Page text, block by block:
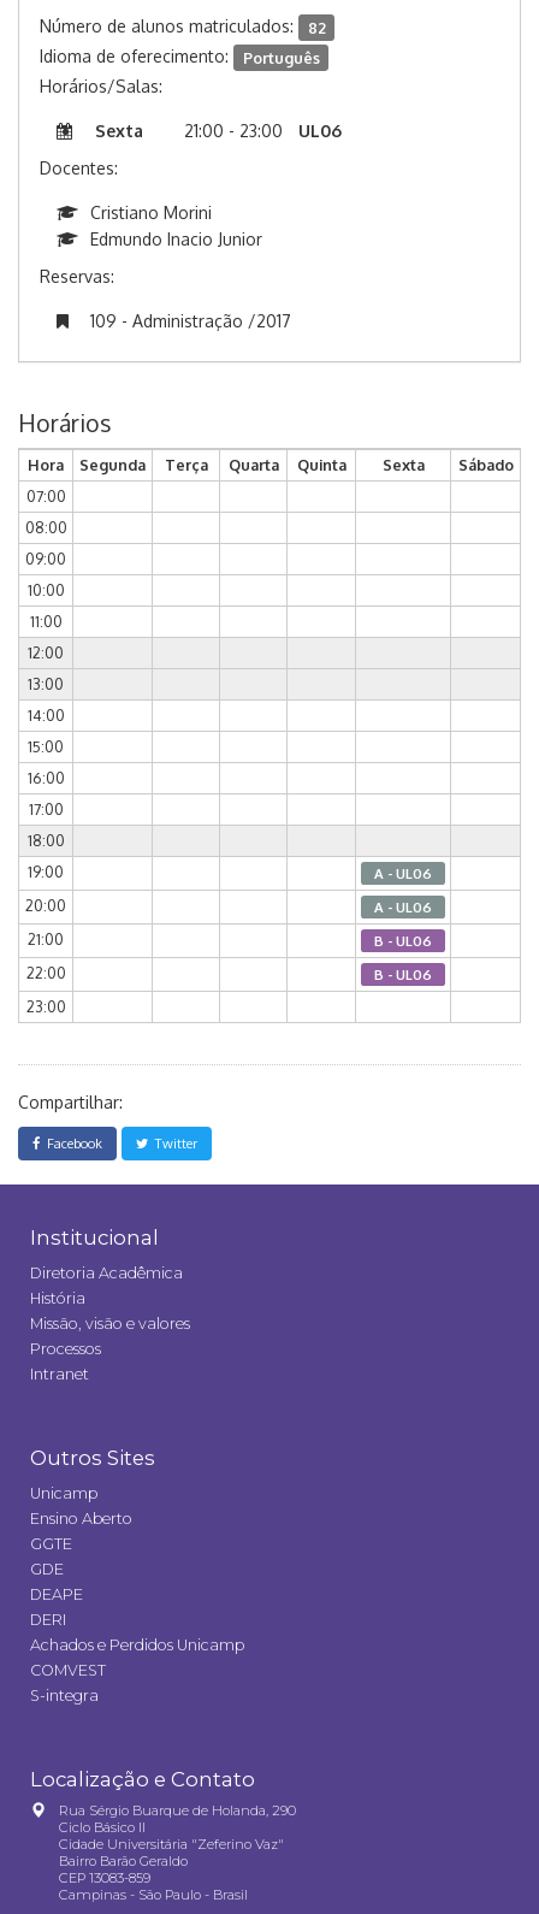
Número de alunos matriculados: 82
Idioma de oferecimento: Português
Horários/Salas:
Sexta 21:00 - 23:00
UL06
Docentes:
Cristiano Morini
Edmundo Inacio Junior
Reservas:
109 - Administração /2017
Horários
Hora Segunda Terça Quarta Quinta Sexta
Sábado
07:00
08:00
09:00
10:00
11:00
12:00
13:00
14:00
15:00
16:00
17:00
18:00
19:00
A - UL06
20:00 A - UL06
21:00 B - UL06
22:00 B - UL06
23:00
Compartilhar:
Facebook Twitter
Institucional
Diretoria Acadêmica
História
Missão, visão e valores
Processos
Intranet
Outros Sites
Unicamp
Ensino Aberto
GGTE
GDE
DEAPE
DERI
Achados e Perdidos Unicamp
COMVEST
S-integra
Localização e Contato
Rua Sérgio Buarque de Holanda, 290
Ciclo Básico II
Cidade Universitária "Zeferino Vaz"
Bairro Barão Geraldo
CEP 13083-859
Campinas - São Paulo - Brasil